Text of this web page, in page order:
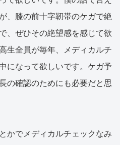
、膝の前十字靭帯のケガで絶
、ぜひその絶望感を感じて欲
生全員が毎年、メディカルチ
になって欲しいです。ケガ予
の確認のためにも必要だと思
かでメディカルチェックなみ